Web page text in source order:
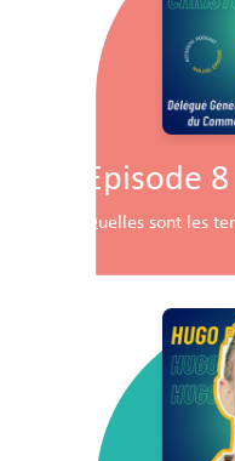
Episode 8
Quelles sont les